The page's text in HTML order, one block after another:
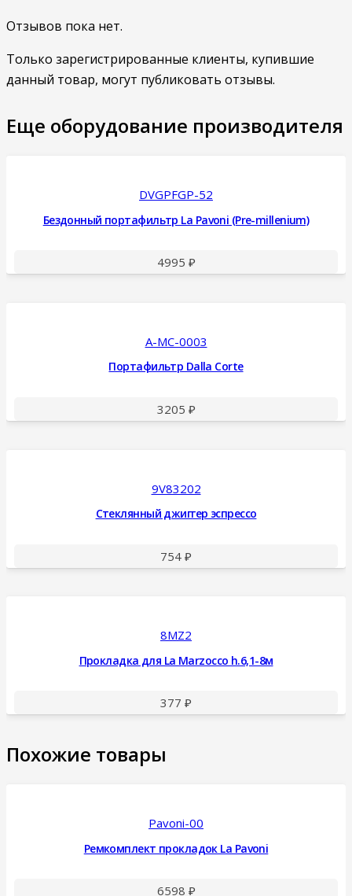
Отзывов пока нет.
Только зарегистрированные клиенты, купившие
данный товар, могут публиковать отзывы.
Еще оборудование производителя
DVGPFGP-52
Бездонный портафильтр La Pavoni (Pre-millenium)
4995 ₽
A-MC-0003
Портафильтр Dalla Corte
3205 ₽
9V83202
Стеклянный джиггер эспрессо
754 ₽
8MZ2
Прокладка для La Marzocco h.6,1-8м
377 ₽
Похожие товары
Pavoni-00
Ремкомплект прокладок La Pavoni
6598 ₽